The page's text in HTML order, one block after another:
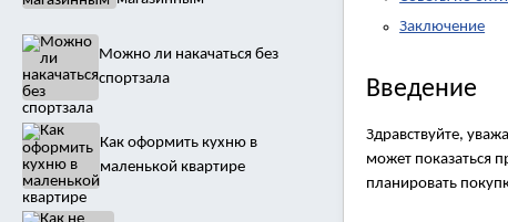
Можно ли накачаться без
спортзала
Как оформить кухню в
маленькой квартире
Заключение
Введение
Здравствуйте,
может показаться
планировать